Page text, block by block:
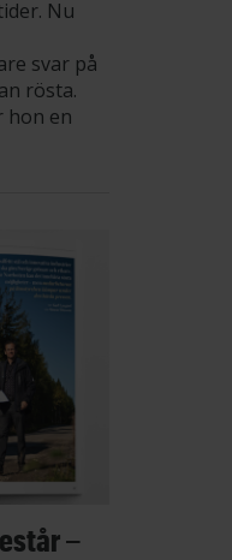
Nu
svar på
rösta.
hon en
–